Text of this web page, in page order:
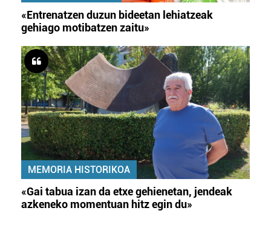
«Entrenatzen duzun bideetan lehiatzeak
gehiago motibatzen zaitu»
MEMORIA HISTORIKOA
«Gai tabua izan da etxe gehienetan, jendeak
azkeneko momentuan hitz egin du»